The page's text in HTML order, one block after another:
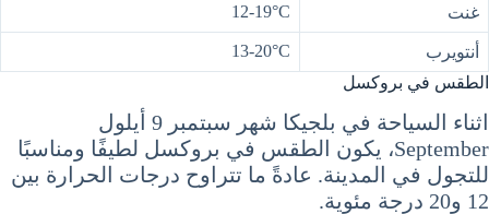
غنت 12-19°C
أنتويرب
13-20°C
الطقس في بروكسل
اثناء السياحة في بلجيكا شهر سبتمبر 9 أيلول
September، يكون الطقس في بروكسل لطيفًا ومناسبًا
للتجول في المدينة. عادةً ما تتراوح درجات الحرارة بين
12 و20 درجة مئوية.